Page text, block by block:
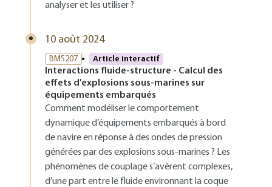
analyser et les utiliser ?
10 août 2024
BM5207 Article interactif
Interactions fluide-structure - Calcul des
effets d'explosions sous-marines sur
équipements embarqués
Comment modéliser le comportement
dynamique d’équipements embarqués à bord
de navire en réponse à des ondes de pression
générées par des explosions sous-marines ? Les
phénomènes de couplage s’avèrent complexes,
d’une part entre le fluide environnant la coque